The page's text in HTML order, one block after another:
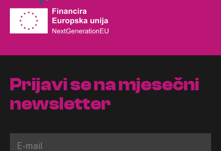
Prijavi se na mjesečni
newsletter